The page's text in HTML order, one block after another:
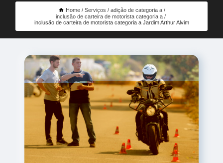
Home Serviços
adição de categoria a
inclusão de carteira de motorista categoria a
inclusão de carteira de motorista categoria a Jardim Arthur Alvim